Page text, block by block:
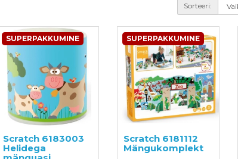
Sorteeri:
SUPERPAKKUMINE
Scratch 6183003
Helidega
SUPERPAKKUMINE
Scratch 6181112
Mängukomplekt